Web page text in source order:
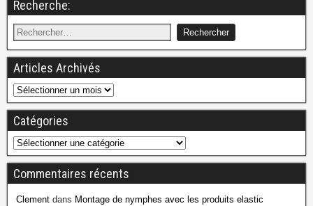
Recherche:
Articles Archivés
Catégories
Commentaires récents
Clement dans Montage de nymphes avec les produits elastic